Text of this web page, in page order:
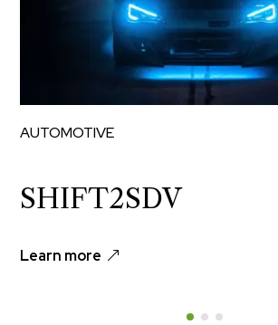
SHIFT2SDV
AUTOMOTIVE
Learn more